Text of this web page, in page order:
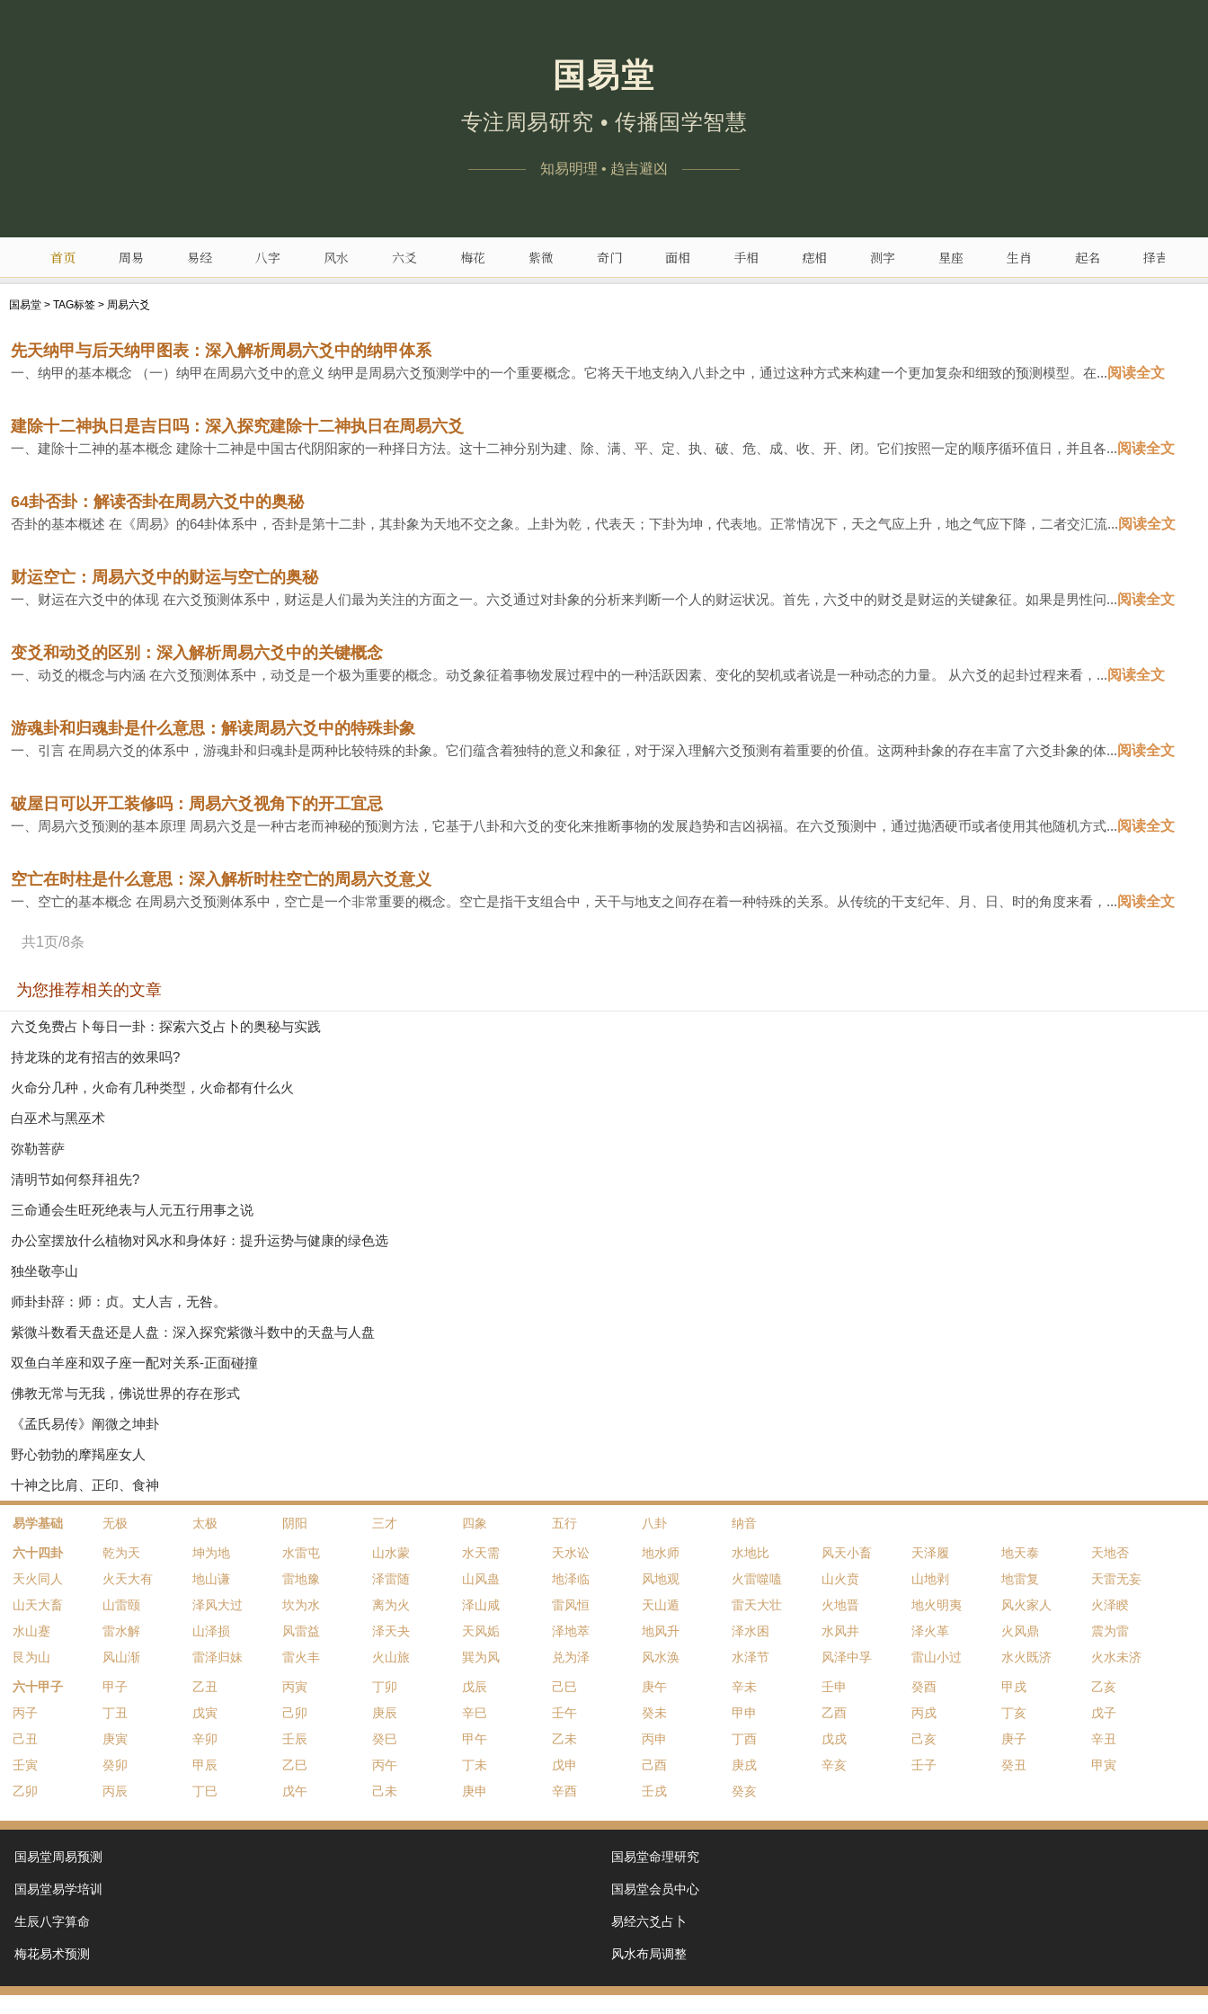
国易堂
专注周易研究 • 传播国学智慧
知易明理 • 趋吉避凶
首页 周易 易经 八字 风水 六爻 梅花 紫微 奇门 面相 手相 痣相 测字 星座 生肖 起名 择吉
国易堂 > TAG标签 > 周易六爻
先天纳甲与后天纳甲图表：深入解析周易六爻中的纳甲体系
一、纳甲的基本概念 （一）纳甲在周易六爻中的意义 纳甲是周易六爻预测学中的一个重要概念。它将天干地支纳入八卦之中，通过这种方式来构建一个更加复杂和细致的预测模型。在...阅读全文
建除十二神执日是吉日吗：深入探究建除十二神执日在周易六爻
一、建除十二神的基本概念 建除十二神是中国古代阴阳家的一种择日方法。这十二神分别为建、除、满、平、定、执、破、危、成、收、开、闭。它们按照一定的顺序循环值日，并且各...阅读全文
64卦否卦：解读否卦在周易六爻中的奥秘
否卦的基本概述 在《周易》的64卦体系中，否卦是第十二卦，其卦象为天地不交之象。上卦为乾，代表天；下卦为坤，代表地。正常情况下，天之气应上升，地之气应下降，二者交汇流...阅读全文
财运空亡：周易六爻中的财运与空亡的奥秘
一、财运在六爻中的体现 在六爻预测体系中，财运是人们最为关注的方面之一。六爻通过对卦象的分析来判断一个人的财运状况。首先，六爻中的财爻是财运的关键象征。如果是男性问...阅读全文
变爻和动爻的区别：深入解析周易六爻中的关键概念
一、动爻的概念与内涵 在六爻预测体系中，动爻是一个极为重要的概念。动爻象征着事物发展过程中的一种活跃因素、变化的契机或者说是一种动态的力量。 从六爻的起卦过程来看，...阅读全文
游魂卦和归魂卦是什么意思：解读周易六爻中的特殊卦象
一、引言 在周易六爻的体系中，游魂卦和归魂卦是两种比较特殊的卦象。它们蕴含着独特的意义和象征，对于深入理解六爻预测有着重要的价值。这两种卦象的存在丰富了六爻卦象的体...阅读全文
破屋日可以开工装修吗：周易六爻视角下的开工宜忌
一、周易六爻预测的基本原理 周易六爻是一种古老而神秘的预测方法，它基于八卦和六爻的变化来推断事物的发展趋势和吉凶祸福。在六爻预测中，通过抛洒硬币或者使用其他随机方式...阅读全文
空亡在时柱是什么意思：深入解析时柱空亡的周易六爻意义
一、空亡的基本概念 在周易六爻预测体系中，空亡是一个非常重要的概念。空亡是指干支组合中，天干与地支之间存在着一种特殊的关系。从传统的干支纪年、月、日、时的角度来看，...阅读全文
共1页/8条
为您推荐相关的文章
六爻免费占卜每日一卦：探索六爻占卜的奥秘与实践
持龙珠的龙有招吉的效果吗?
火命分几种，火命有几种类型，火命都有什么火
白巫术与黑巫术
弥勒菩萨
清明节如何祭拜祖先?
三命通会生旺死绝表与人元五行用事之说
办公室摆放什么植物对风水和身体好：提升运势与健康的绿色选
独坐敬亭山
师卦卦辞：师：贞。丈人吉，无咎。
紫微斗数看天盘还是人盘：深入探究紫微斗数中的天盘与人盘
双鱼白羊座和双子座一配对关系-正面碰撞
佛教无常与无我，佛说世界的存在形式
《孟氏易传》阐微之坤卦
野心勃勃的摩羯座女人
十神之比肩、正印、食神
易学基础 无极 太极 阴阳 三才 四象 五行 八卦 纳音
六十四卦 乾为天 坤为地 水雷屯 山水蒙 水天需 天水讼 地水师 水地比 风天小畜 天泽履 地天泰
天地否
天火同人
火天大有 地山谦 雷地豫 泽雷随 山风蛊 地泽临 风地观 火雷噬嗑 山火贲 山地剥 地雷复
天雷无妄
山天大畜
山雷颐 泽风大过 坎为水 离为火 泽山咸 雷风恒 天山遁 雷天大壮 火地晋 地火明夷 风火家人
火泽睽
水山蹇
雷水解 山泽损 风雷益 泽天夬 天风姤 泽地萃 地风升 泽水困 水风井 泽火革 火风鼎
震为雷
艮为山
风山渐 雷泽归妹 雷火丰 火山旅 巽为风 兑为泽 风水涣 水泽节 风泽中孚 雷山小过 水火既济 火水未济
六十甲子 甲子 乙丑 丙寅 丁卯 戊辰 己巳 庚午 辛未 壬申 癸酉 甲戌
乙亥
丙子
丁丑 戊寅 己卯 庚辰 辛巳 壬午 癸未 甲申 乙酉 丙戌 丁亥
戊子
己丑
庚寅 辛卯 壬辰 癸巳 甲午 乙未 丙申 丁酉 戊戌 己亥 庚子
辛丑
壬寅
癸卯 甲辰 乙巳 丙午 丁未 戊申 己酉 庚戌 辛亥 壬子 癸丑
甲寅
乙卯
丙辰 丁巳 戊午 己未 庚申 辛酉 壬戌 癸亥
国易堂周易预测 国易堂命理研究
国易堂易学培训 国易堂会员中心
生辰八字算命 易经六爻占卜
梅花易术预测 风水布局调整